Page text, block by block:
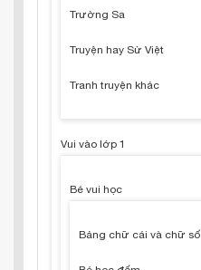
Trường Sa
Truyện hay Sử Việt
Tranh truyện khác
Vui vào lớp 1
Bé vui học
Bảng chữ cái và chữ số